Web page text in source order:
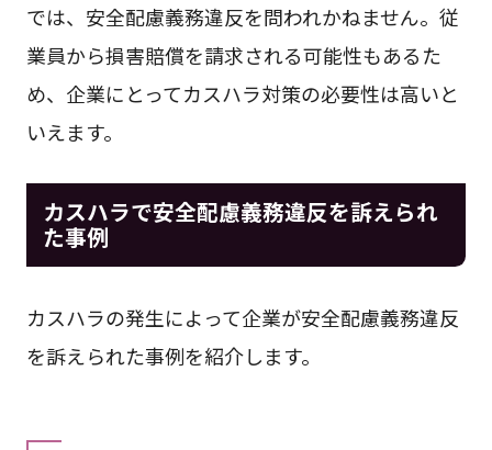
では、安全配慮義務違反を問われかねません。従
業員から損害賠償を請求される可能性もあるた
め、企業にとってカスハラ対策の必要性は高いと
いえます。
カスハラで安全配慮義務違反を訴えられ
た事例
カスハラの発生によって企業が安全配慮義務違反
を訴えられた事例を紹介します。